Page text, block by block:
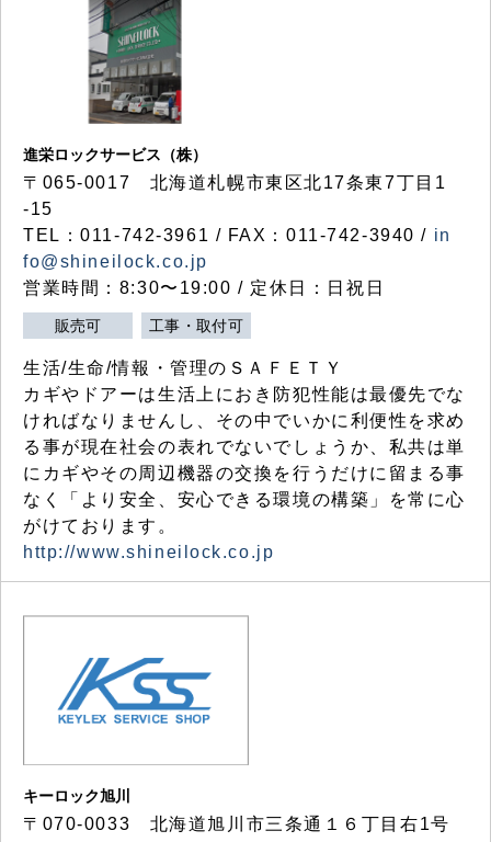
進栄ロックサービス（株）
〒065-0017 北海道札幌市東区北17条東7丁目1
-15
TEL：011-742-3961 / FAX：011-742-3940 / in
fo@shineilock.co.jp
営業時間：8:30〜19:00 / 定休日：日祝日
販売可 工事・取付可
生活/生命/情報・管理のＳＡＦＥＴＹ
カギやドアーは生活上におき防犯性能は最優先でな
ければなりませんし、その中でいかに利便性を求め
る事が現在社会の表れでないでしょうか、私共は単
にカギやその周辺機器の交換を行うだけに留まる事
なく「より安全、安心できる環境の構築」を常に心
がけております。
http://www.shineilock.co.jp
キーロック旭川
〒070-0033 北海道旭川市三条通１６丁目右1号